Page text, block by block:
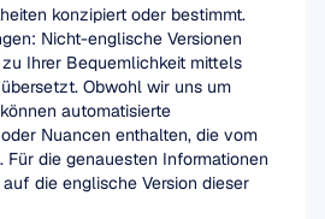
konzipiert oder bestimmt.
Nicht-englische Versionen
Ihrer Bequemlichkeit mittels
Obwohl wir uns um
automatisierte
Nuancen enthalten, die vom
Für die genauesten Informationen
die englische Version dieser